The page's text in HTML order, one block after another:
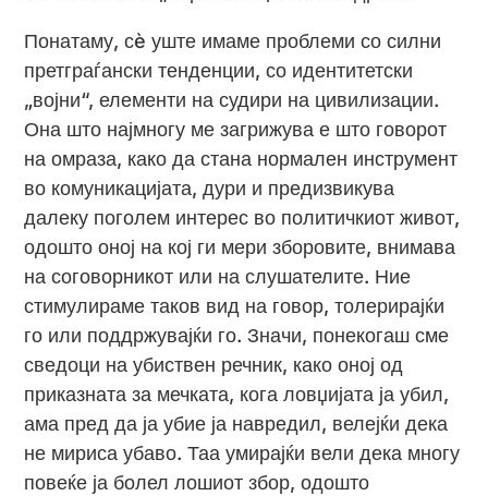
Понатаму, сè уште имаме проблеми со силни
претграѓански тенденции, со идентитетски
„војни“, елементи на судири на цивилизации.
Она што најмногу ме загрижува е што говорот
на омраза, како да стана нормален инструмент
во комуникацијата, дури и предизвикува
далеку поголем интерес во политичкиот живот,
одошто оној на кој ги мери зборовите, внимава
на соговорникот или на слушателите. Ние
стимулираме таков вид на говор, толерирајќи
го или поддржувајќи го. Значи, понекогаш сме
сведоци на убиствен речник, како оној од
приказната за мечката, кога ловџијата ја убил,
ама пред да ја убие ја навредил, велејќи дека
не мириса убаво. Таа умирајќи вели дека многу
повеќе ја болел лошиот збор, одошто